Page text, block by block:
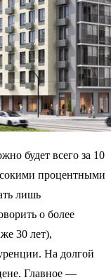
будет всего за 10
процентными
лишь
о более
30 лет),
На долгой
Главное —